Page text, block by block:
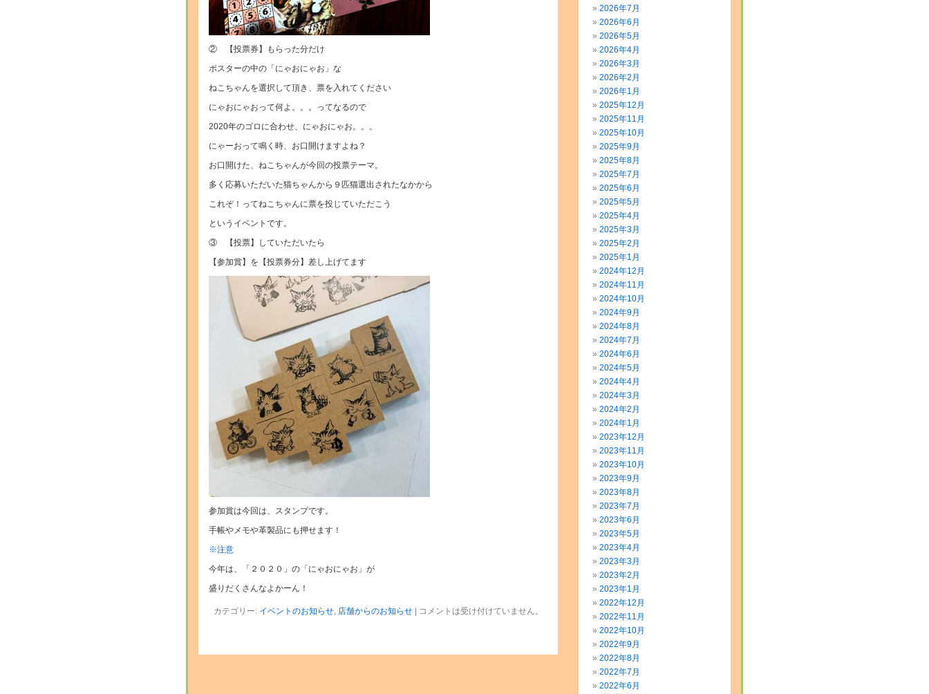
② 【投票券】もらった分だけ
ポスターの中の「にゃおにゃお」な
ねこちゃんを選択して頂き、票を入れてください
にゃおにゃおって何よ。。。ってなるので
2020年のゴロに合わせ、にゃおにゃお。。。
にゃーおって鳴く時、お口開けますよね？
お口開けた、ねこちゃんが今回の投票テーマ。
多く応募いただいた猫ちゃんから９匹猫選出されたなかから
これぞ！ってねこちゃんに票を投じていただこう
というイベントです。
③ 【投票】していただいたら
【参加賞】を【投票券分】差し上げてます
参加賞は今回は、スタンプです。
手帳やメモや革製品にも押せます！
※注意
今年は、「２０２０」の「にゃおにゃお」が
盛りだくさんなよかーん！
カテゴリー: イベントのお知らせ, 店舗からのお知らせ| コメントは受け付けていません。
2026年7月
2026年6月
2026年5月
2026年4月
2026年3月
2026年2月
2026年1月
2025年12月
2025年11月
2025年10月
2025年9月
2025年8月
2025年7月
2025年6月
2025年5月
2025年4月
2025年3月
2025年2月
2025年1月
2024年12月
2024年11月
2024年10月
2024年9月
2024年8月
2024年7月
2024年6月
2024年5月
2024年4月
2024年3月
2024年2月
2024年1月
2023年12月
2023年11月
2023年10月
2023年9月
2023年8月
2023年7月
2023年6月
2023年5月
2023年4月
2023年3月
2023年2月
2023年1月
2022年12月
2022年11月
2022年10月
2022年9月
2022年8月
2022年7月
2022年6月